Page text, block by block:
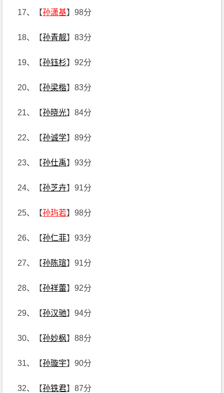
17、【孙潇基】98分
18、【孙青靓】83分
19、【孙钰杉】92分
20、【孙梁楷】83分
21、【孙晓光】84分
22、【孙诚学】89分
23、【孙仕禹】93分
24、【孙芝卉】91分
25、【孙玙若】98分
26、【孙仁菲】93分
27、【孙陈瑄】91分
28、【孙祥蕾】92分
29、【孙汉驰】94分
30、【孙妙枫】88分
31、【孙璇宇】90分
32、【孙铁君】87分